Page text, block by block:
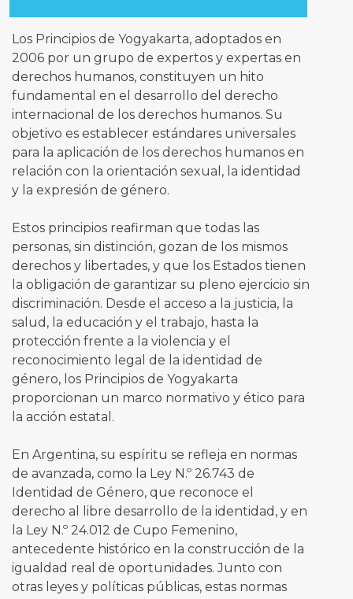
Los Principios de Yogyakarta, adoptados en
2006 por un grupo de expertos y expertas en
derechos humanos, constituyen un hito
fundamental en el desarrollo del derecho
internacional de los derechos humanos. Su
objetivo es establecer estándares universales
para la aplicación de los derechos humanos en
relación con la orientación sexual, la identidad
y la expresión de género.
Estos principios reafirman que todas las
personas, sin distinción, gozan de los mismos
derechos y libertades, y que los Estados tienen
la obligación de garantizar su pleno ejercicio sin
discriminación. Desde el acceso a la justicia, la
salud, la educación y el trabajo, hasta la
protección frente a la violencia y el
reconocimiento legal de la identidad de
género, los Principios de Yogyakarta
proporcionan un marco normativo y ético para
la acción estatal.
En Argentina, su espíritu se refleja en normas
de avanzada, como la Ley N.º 26.743 de
Identidad de Género, que reconoce el
derecho al libre desarrollo de la identidad, y en
la Ley N.º 24.012 de Cupo Femenino,
antecedente histórico en la construcción de la
igualdad real de oportunidades. Junto con
otras leyes y políticas públicas, estas normas